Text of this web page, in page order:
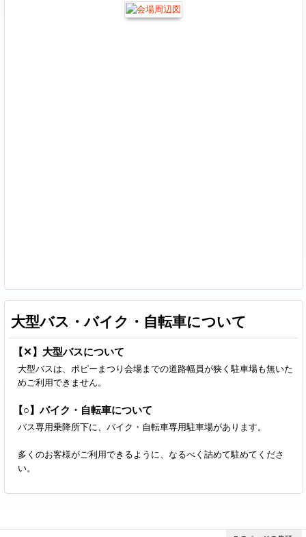
大型バス・バイク・自転車について
【✕】大型バスについて
大型バスは、ポピーまつり会場までの道路幅員が狭く駐車場も無いた
めご利用できません。
【○】バイク・自転車について
バス専用乗降所下に、バイク・自転車専用駐車場があります。
多くのお客様がご利用できるように、なるべく詰めて駐めてくださ
い。